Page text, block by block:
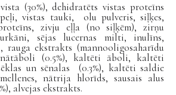
(30%), dehidratēts vistas proteīns
vistas tauki, olu pulveris, siļķes,
zivju eļļa (no siļķēm), zirņu
sējas lucernas milti, inulīns,
rauga ekstrakts (mannooligosaharīdu
(0.5%), kaltēti āboli, kaltēti
un sēnalas (0.3%), kaltēti saldie
nātrija hlorīds, sausais alus
alvejas ekstrakts.